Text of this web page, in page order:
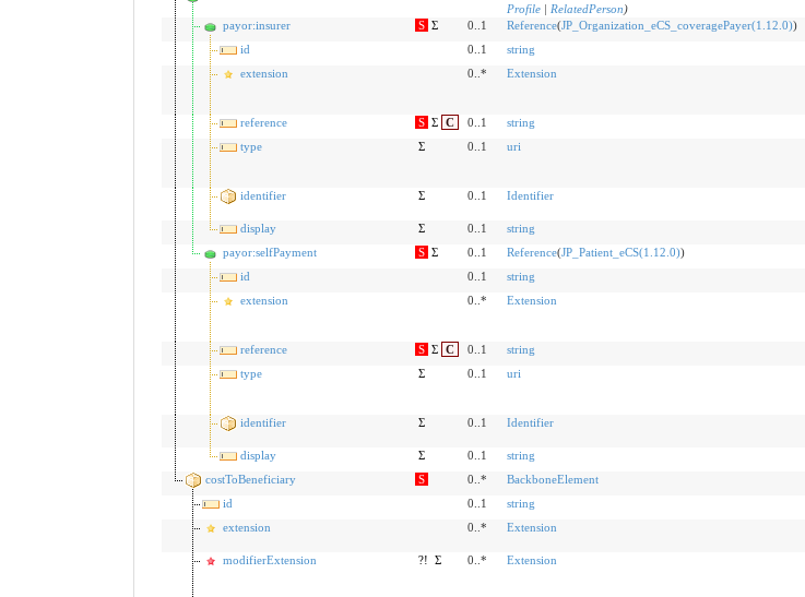
Profile| RelatedPerson)
payor:insurer
S Σ 0..1 Reference(JP_Organization_eCS_coveragePayer(1.12.0))
id
0..1 string
extension
0..* Extension
reference
S Σ C 0..1 string
type
Σ 0..1 uri
identifier
Σ 0..1 Identifier
display
Σ 0..1 string
payor:selfPayment
S Σ 0..1 Reference(JP_Patient_eCS(1.12.0))
id
0..1 string
extension
0..* Extension
reference
S Σ C 0..1 string
type
Σ 0..1 uri
identifier
Σ 0..1 Identifier
display
Σ 0..1 string
costToBeneficiary
S 0..* BackboneElement
id
0..1 string
extension
0..* Extension
modifierExtension
?! Σ 0..* Extension